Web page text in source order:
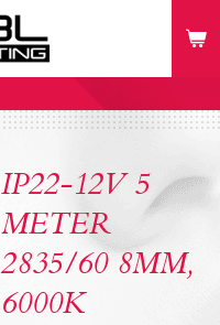
IP22-12V 5
METER
2835/60 8MM,
6000K